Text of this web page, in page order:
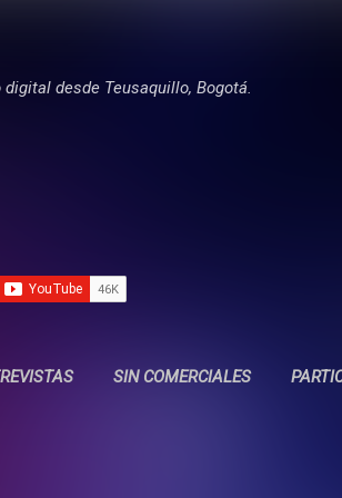
desde Teusaquillo, Bogotá.
SIN COMERCIALES